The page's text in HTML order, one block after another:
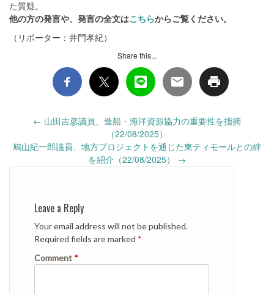
た質疑。
他の方の発言や、発言の全文はこちらからご覧ください。
（リポーター：井門孝紀）
Share this...
← 山田吉彦議員、造船・海洋資源協力の重要性を指摘
（22/08/2025）
鳩山紀一郎議員、地方プロジェクトを通じた東ティモールとの絆
を紹介（22/08/2025） →
Leave a Reply
Your email address will not be published.
Required fields are marked *
Comment *